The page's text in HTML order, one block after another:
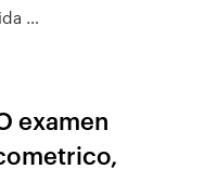
…
examen